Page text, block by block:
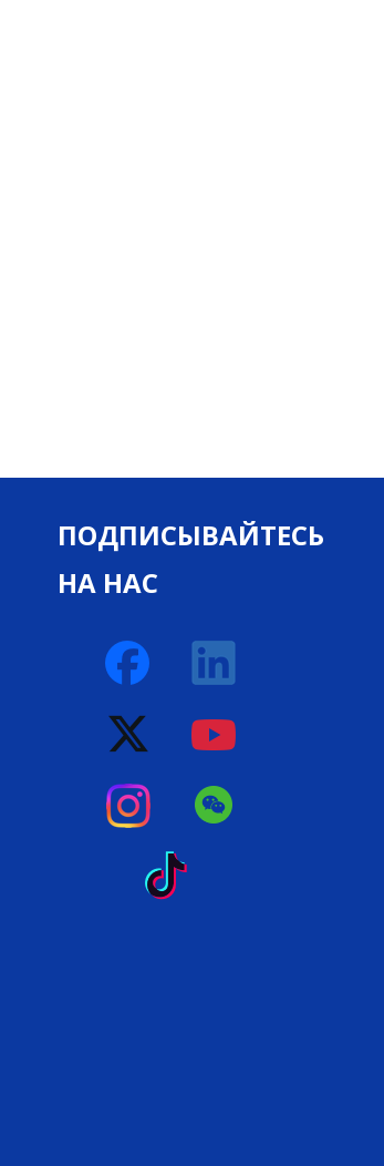
ПОДПИСЫВАЙТЕСЬ
НА НАС